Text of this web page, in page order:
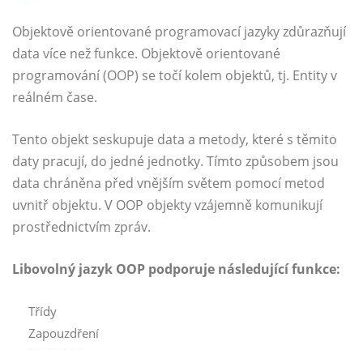
Objektově orientované programovací jazyky zdůrazňují
data více než funkce. Objektově orientované
programování (OOP) se točí kolem objektů, tj. Entity v
reálném čase.
Tento objekt seskupuje data a metody, které s těmito
daty pracují, do jedné jednotky. Tímto způsobem jsou
data chráněna před vnějším světem pomocí metod
uvnitř objektu. V OOP objekty vzájemně komunikují
prostřednictvím zpráv.
Libovolný jazyk OOP podporuje následující funkce:
Třídy
Zapouzdření